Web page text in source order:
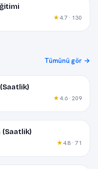
★4.7 · 130
Tümünü gör →
★4.6 · 209
(Saatlik)
★4.8 · 71